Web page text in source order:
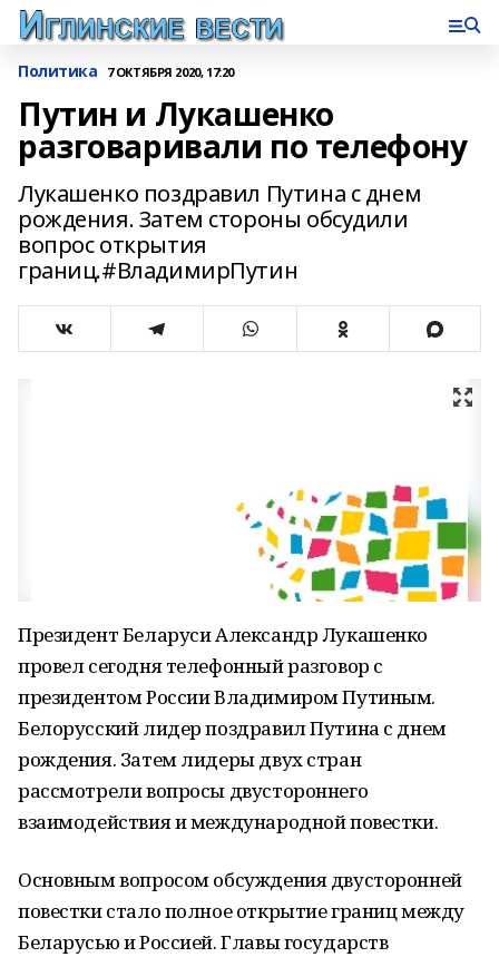
Политика 7 ОКТЯБРЯ 2020, 17:20
Путин и Лукашенко
разговаривали по телефону
Лукашенко поздравил Путина с днем
рождения. Затем стороны обсудили
вопрос открытия
границ.#ВладимирПутин
Президент Беларуси Александр Лукашенко
провел сегодня телефонный разговор с
президентом России Владимиром Путиным.
Белорусский лидер поздравил Путина с днем
рождения. Затем лидеры двух стран
рассмотрели вопросы двустороннего
взаимодействия и международной повестки.
Основным вопросом обсуждения двусторонней
повестки стало полное открытие границ между
Беларусью и Россией. Главы государств